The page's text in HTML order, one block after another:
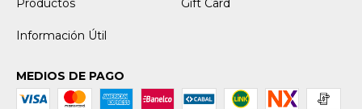
Información Útil
MEDIOS DE PAGO